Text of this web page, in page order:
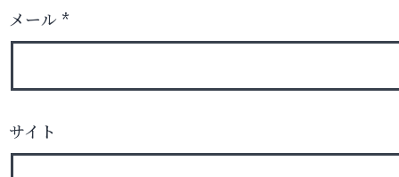
メール *
サイト